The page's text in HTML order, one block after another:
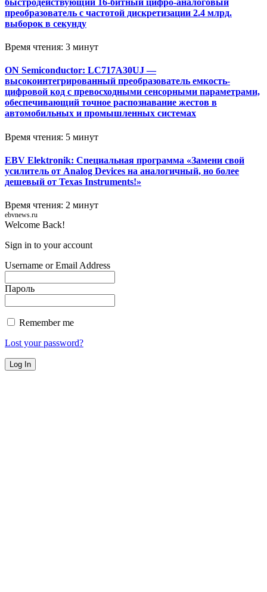
преобразователь с частотой дискретизации 2.4 млрд.
выборок в секунду
Время чтения: 3 минут
ON Semiconductor: LC717A30UJ —
высокоинтегрированный преобразователь емкость-
цифровой код с превосходными сенсорными параметрами,
обеспечивающий точное распознавание жестов в
автомобильных и промышленных системах
Время чтения: 5 минут
EBV Elektronik: Специальная программа «Замени свой
усилитель от Analog Devices на аналогичный, но более
дешевый от Texas Instruments!»
Время чтения: 2 минут
ebvnews.ru
Welcome Back!
Sign in to your account
Username or Email Address
Пароль
Remember me
Lost your password?